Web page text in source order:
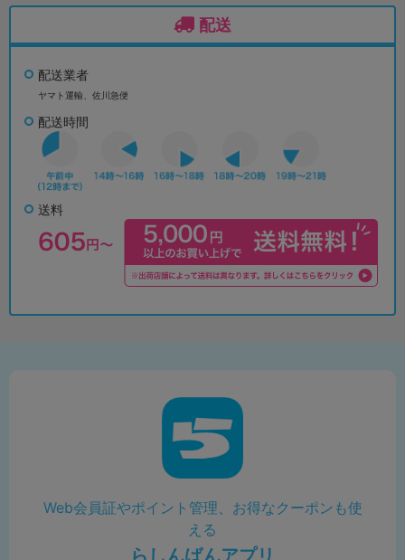
配送
配送業者
ヤマト運輸、佐川急便
配送時間
送料
Web会員証やポイント管理、お得なクーポンも使
える
らしんばんアプリ